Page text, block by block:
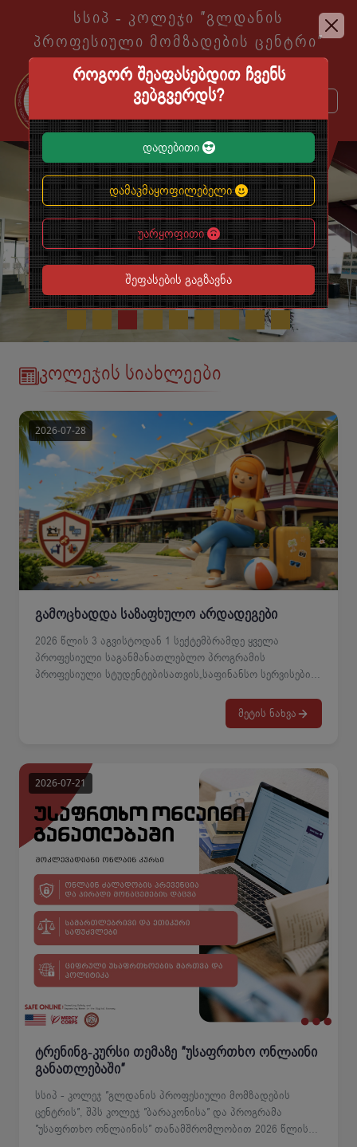
სსიპ - კოლეჯი ″გლდანის
პროფესიული მომზადების ცენტრი″
KA
კოლეჯის სიახლეები
გამოცხადდა საზაფხულო არდადეგები
2026 წლის 3 აგვისტოდან 1 სექტემბრამდე ყველა
პროფესიული საგანმანათლებლო პროგრამის
პროფესიული სტუდენტებისათვის„საფინანსო სერვისების“
სტუდენტებისათვის საზაფხულო არდადეგები
განისაზღვრა 2026 წლის 8 აგვისტოდან 1
სამშაბათს.საუკეთესო დასვენებას გისურვებთ!კოლეჯის
ადმინისტრაცია
მეტის ნახვა
ტრენინგ-კურსი თემაზე ″უსაფრთხო ონლაინი
განათლებაში″
სსიპ - კოლეჯ ″გლდანის პროფესიული მომზადების
ცენტრის″, შპს კოლეჯ ″ბარაკონისა″ და პროგრამა
″უსაფრთხო ონლაინის″ თანამშრომლობით 2026 წლის
როგორ შეაფასებდით ჩვენს
ვებგვერდს?
დადებითი
დამაკმაყოფილებელი
უარყოფითი
შეფასების გაგზავნა